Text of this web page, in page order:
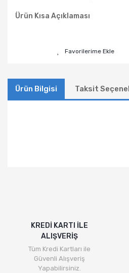
Ürün Kısa Açıklaması
Ürün Bilgisi Taksit
KREDİ KARTI İLE
ALIŞVERİŞ
Tüm Kredi Kartları ile
Güvenli Alışveriş
Yapabilirsiniz.